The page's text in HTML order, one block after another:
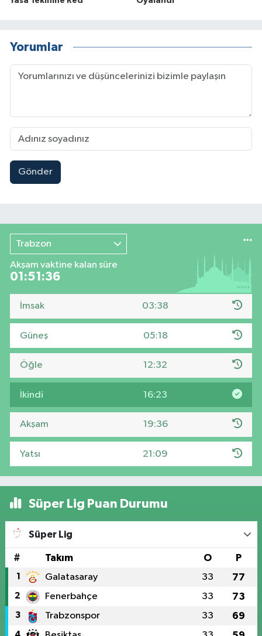
Yorumlar
Gönder
Trabzon
Akşam vaktine kalan süre
01:51:35
İmsak 03:38
Güneş 05:18
Öğle 12:32
İkindi 16:23
Akşam 19:36
Yatsı 21:09
Süper Lig Puan Durumu
Süper Lig
# Takım O P
1 Galatasaray 33 77
2 Fenerbahçe 33 73
3 Trabzonspor 33 69